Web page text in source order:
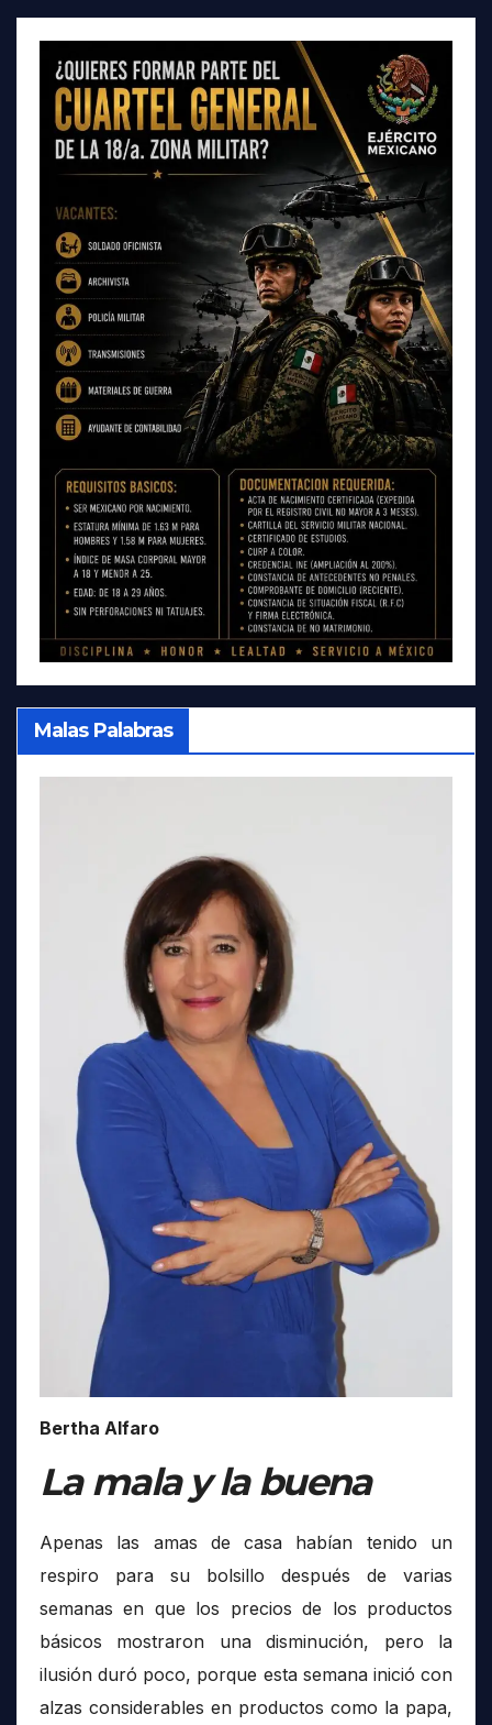
Malas Palabras
Bertha Alfaro
La mala y la buena
Apenas las amas de casa habían tenido un
respiro para su bolsillo después de varias
semanas en que los precios de los productos
básicos mostraron una disminución, pero la
ilusión duró poco, porque esta semana inició con
alzas considerables en productos como la papa,